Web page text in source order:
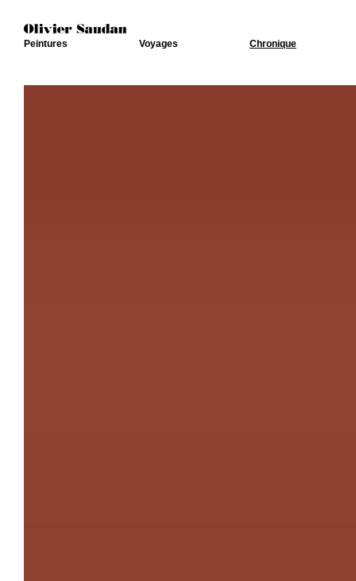
Peintures Voyages Chronique